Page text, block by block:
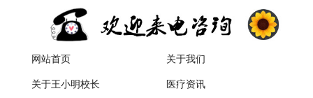
网站首页
关于我们
关于王小明校长
医疗资讯